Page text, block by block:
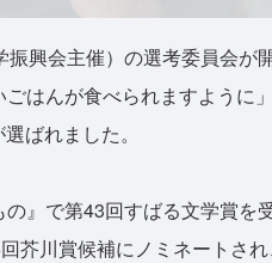
興会主催）の選考委員会が
はんが食べられますように
ばれました。
』で第43回すばる文学賞を
芥川賞候補にノミネートさ